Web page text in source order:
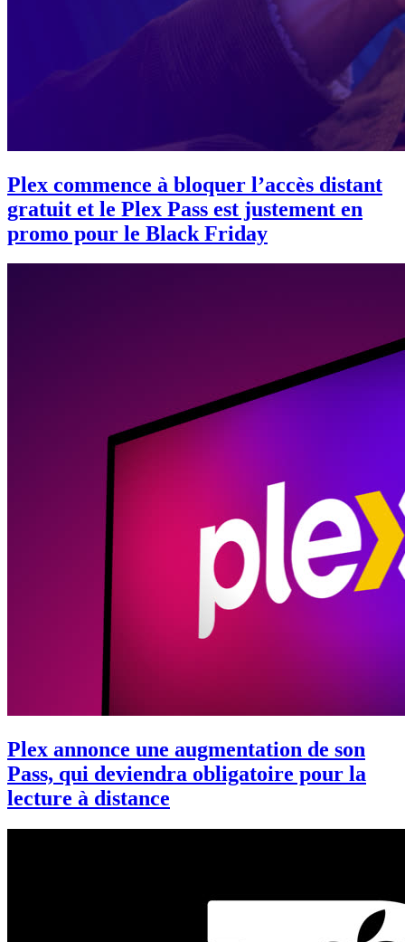
Plex commence à bloquer l’accès distant
gratuit et le Plex Pass est justement en
promo pour le Black Friday
Plex annonce une augmentation de son
Pass, qui deviendra obligatoire pour la
lecture à distance